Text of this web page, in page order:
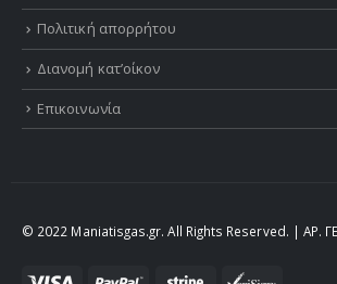
Πολιτική απορρήτου
Διανομή κατ’οίκον
Επικοινωνία
© 2022 Maniatisgas.gr. All Rights Reserved. | ΑΡ.